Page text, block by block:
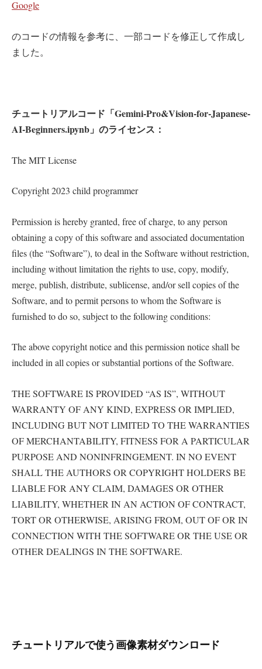
Google
のコードの情報を参考に、一部コードを修正して作成し
ました。
チュートリアルコード「Gemini-Pro&Vision-for-Japanese-
AI-Beginners.ipynb」のライセンス：
The MIT License
Copyright 2023 child programmer
Permission is hereby granted, free of charge, to any person
obtaining a copy of this software and associated documentation
files (the “Software”), to deal in the Software without restriction,
including without limitation the rights to use, copy, modify,
merge, publish, distribute, sublicense, and/or sell copies of the
Software, and to permit persons to whom the Software is
furnished to do so, subject to the following conditions:
The above copyright notice and this permission notice shall be
included in all copies or substantial portions of the Software.
THE SOFTWARE IS PROVIDED “AS IS”, WITHOUT
WARRANTY OF ANY KIND, EXPRESS OR IMPLIED,
INCLUDING BUT NOT LIMITED TO THE WARRANTIES
OF MERCHANTABILITY, FITNESS FOR A PARTICULAR
PURPOSE AND NONINFRINGEMENT. IN NO EVENT
SHALL THE AUTHORS OR COPYRIGHT HOLDERS BE
LIABLE FOR ANY CLAIM, DAMAGES OR OTHER
LIABILITY, WHETHER IN AN ACTION OF CONTRACT,
TORT OR OTHERWISE, ARISING FROM, OUT OF OR IN
CONNECTION WITH THE SOFTWARE OR THE USE OR
OTHER DEALINGS IN THE SOFTWARE.
チュートリアルで使う画像素材ダウンロード